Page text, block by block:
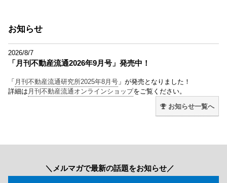
お知らせ
2026/8/7
「月刊不動産流通2026年9月号」発売中！
「 月刊不動産流通研究所2025年8月号 」が発売となりました！
詳細は 月刊不動産流通オンラインショップをご覧ください。
お知らせ一覧へ
＼メルマガで最新の話題をお知らせ／